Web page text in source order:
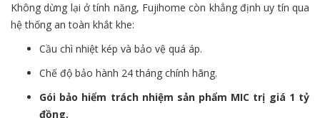
Không dừng lại ở tính năng, Fujihome còn khẳng định uy tín qua
hệ thống an toàn khắt khe:
Cầu chì nhiệt kép và bảo vệ quá áp.
Chế độ bảo hành 24 tháng chính hãng.
Gói bảo hiểm trách nhiệm sản phẩm MIC trị giá 1 tỷ
đồng.